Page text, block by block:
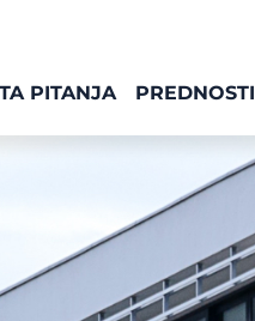
PITANJA PREDNOSTI